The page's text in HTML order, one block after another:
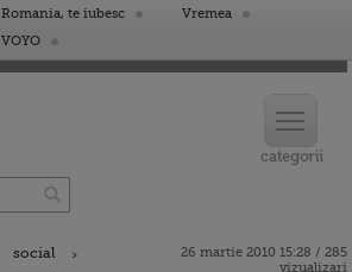
Romania, te iubesc
Vremea
VOYO
social
26 martie 2010 15:28 / 285
vizualizari